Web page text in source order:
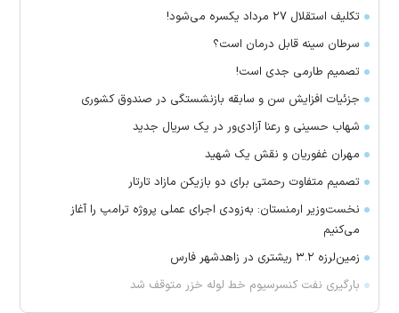
تکلیف استقلال ۲۷ مرداد یکسره می‌شود!
سرطان سینه قابل درمان است؟
تصمیم طارمی جدی است!
جزئیات افزایش سن و سابقه بازنشستگی در صندوق کشوری
شهاب حسینی و رعنا آزادی‌ور در یک سریال جدید
مهران غفوریان و نقش یک شهید
تصمیم متفاوت رحمتی برای دو بازیکن مازاد تارتار
نخست‌وزیر ارمنستان: به‌زودی اجرای عملی پروژه ترامپ را آغاز
می‌کنیم
زمین‌لرزه ۳.۲ ریشتری در زاهدشهر فارس
بارگیری نفت کنسرسیوم خط لوله خزر متوقف شد